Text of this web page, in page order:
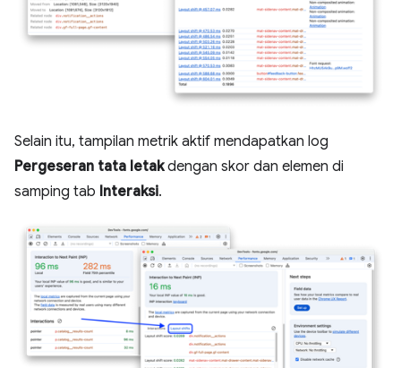
Selain itu, tampilan metrik aktif mendapatkan log
Pergeseran tata letakdengan skor dan elemen di
samping tab Interaksi.